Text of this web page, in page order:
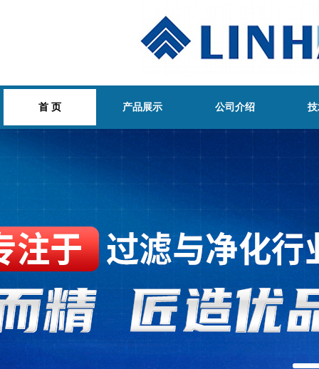
首 页 产品展示 公司介绍